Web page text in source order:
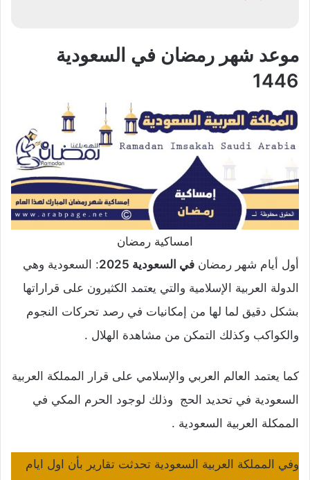
موعد شهر رمضان في السعودية
1446
امساكية رمضان
أول أيام شهر رمضان في السعودية 2025
: السعودية وهي
الدولة العربية الإسلامية والتي يعتمد الكثيرون على قراراتها
بشكل دقيق لما لها من إمكانيات في رصد تحركات النجوم
والكواكب وكذلك التمكن من مشاهدة الهلال .
كما يعتمد العالم العربي والإسلامي على قرار المملكة العربية
السعودية في تحديد الحج وذلك لوجود الحرم المكي في
الممكلة العربية السعودية .
وفي المملكة العربية السعودية تحدثت تقارير بأن اول ايام